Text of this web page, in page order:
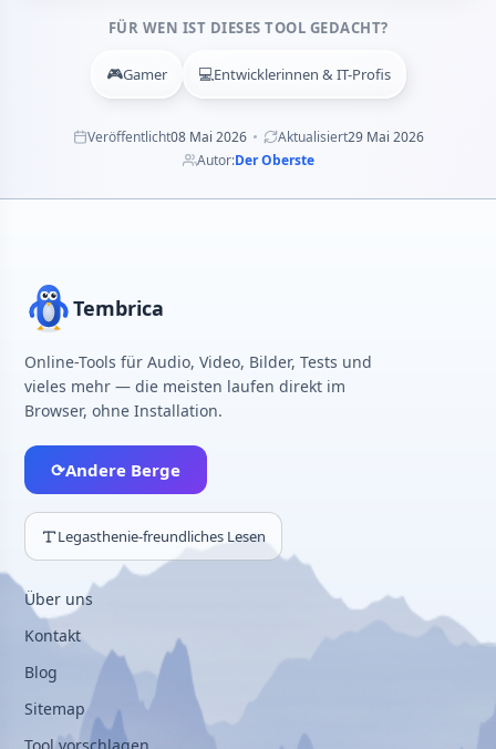
FÜR WEN IST DIESES TOOL GEDACHT?
🎮Gamer 💻Entwicklerinnen & IT-Profis
Veröffentlicht08 Mai 2026 Aktualisiert29 Mai 2026
Autor:Der Oberste
Tembrica
Online-Tools für Audio, Video, Bilder, Tests und
vieles mehr — die meisten laufen direkt im
Browser, ohne Installation.
⟳Andere Berge
Legasthenie-freundliches Lesen
Über uns
Kontakt
Blog
Sitemap